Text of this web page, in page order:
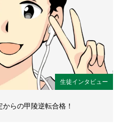
生徒インタビュー
らの甲陵逆転合格！